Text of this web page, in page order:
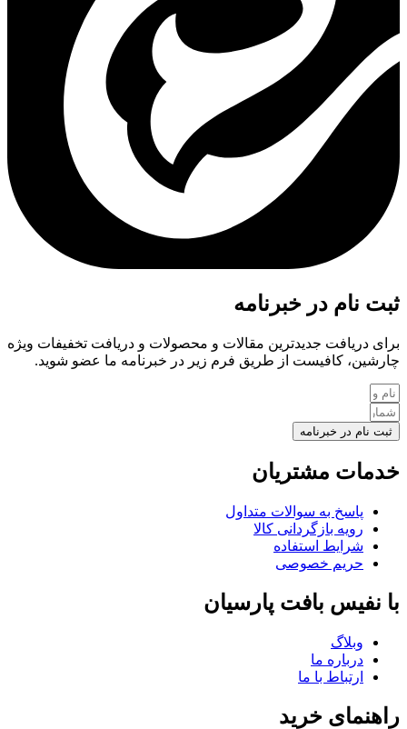
ثبت نام در خبرنامه
برای دریافت جدیدترین مقالات و محصولات و دریافت تخفیفات ویژه
چارشین، کافیست از طریق فرم زیر در خبرنامه ما عضو شوید.
ثبت نام در خبرنامه
خدمات مشتریان
پاسخ به سوالات متداول
رویه بازگردانی کالا
شرایط استفاده
حریم خصوصی
با نفیس بافت پارسیان
وبلاگ
درباره ما
ارتباط با ما
راهنمای خرید